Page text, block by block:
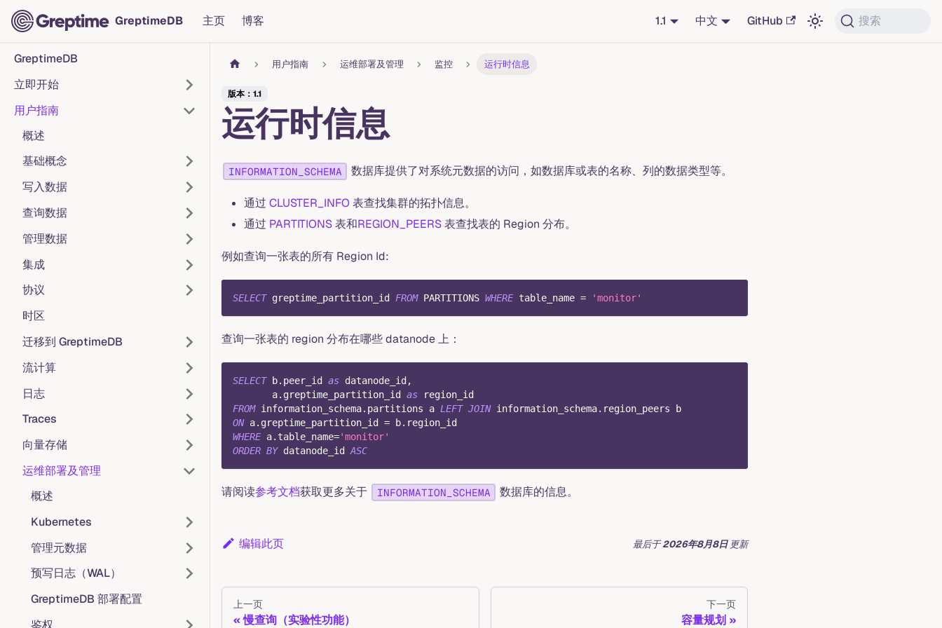
GreptimeDB 主页 博客 1.1 中文 GitHub 搜索
GreptimeDB
立即开始
用户指南
概述
基础概念
写入数据
查询数据
管理数据
集成
协议
时区
迁移到 GreptimeDB
流计算
日志
Traces
向量存储
运维部署及管理
概述
Kubernetes
管理元数据
预写日志（WAL）
GreptimeDB 部署配置
鉴权
用户指南 运维部署及管理 监控 运行时信息
版本：1.1
运行时信息
INFORMATION_SCHEMA 数据库提供了对系统元数据的访问，如数据库或表的名称、列的数据类型等。
通过 CLUSTER_INFO 表查找集群的拓扑信息。
通过 PARTITIONS表和REGION_PEERS表查找表的 Region 分布。
例如查询一张表的所有 Region Id:
SELECT greptime_partition_id FROM PARTITIONS WHERE table_name = 'monitor'
查询一张表的 region 分布在哪些 datanode 上：
SELECT b. peer_id as datanode_id ,
       a
. greptime_partition_id as region_id
FROM information_schema. partitions a LEFT JOIN information_schema. region_peers b
ON a. greptime_partition_id = b. region_id
WHERE a. table_name='monitor'
ORDER BY datanode_id ASC
请阅读参考文档获取更多关于 INFORMATION_SCHEMA 数据库的信息。
编辑此页 最后于2026年8月8日 更新
上一页
慢查询（实验性功能）
下一页
容量规划